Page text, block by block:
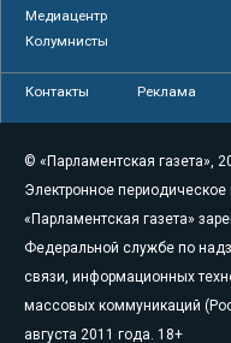
Медиацентр
Колумнисты
Контакты Реклама
© «Парламентская газета»,
Электронное периодическое
«Парламентская газета»
Федеральной службе по
связи, информационных
массовых коммуникаций
августа 2011 года. 18+